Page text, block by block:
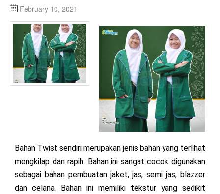
February 10, 2021
Bahan Twist sendiri merupakan jenis bahan yang terlihat
mengkilap dan rapih. Bahan ini sangat cocok digunakan
sebagai bahan pembuatan jaket, jas, semi jas, blazzer
dan celana. Bahan ini memiliki tekstur yang sedikit